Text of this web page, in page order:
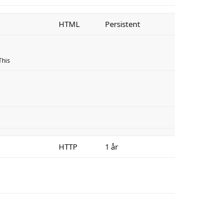
HTML Persistent
HTTP 1 år